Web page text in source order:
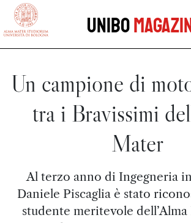
vai al contenuto della pagina
Unibo
Un campione di
tra i Bravissimi
Mater
Al terzo anno di Ingegneria
Daniele Piscaglia è stato
studente meritevole